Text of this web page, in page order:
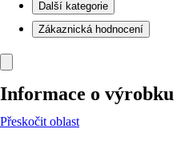
Další kategorie
Zákaznická hodnocení
Informace o výrobku
Přeskočit oblast